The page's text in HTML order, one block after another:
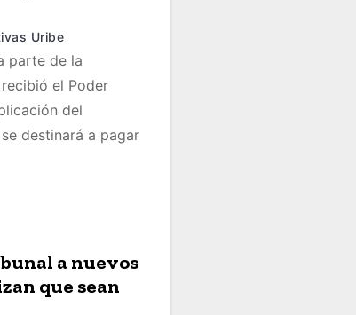
Uribe
parte de la
el Poder
del
destinará a pagar
a nuevos
que sean